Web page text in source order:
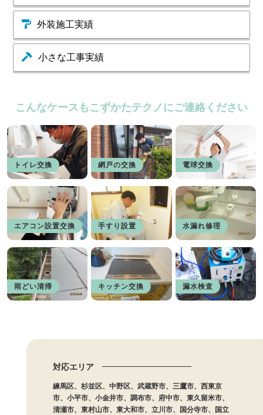
外装施工実績
小さな工事実績
こんなケースもこずかたテクノにご連絡ください
トイレ交換 網戸の交換 電球交換
エアコン設置交換 手すり設置 水漏れ修理
雨どい清掃 キッチン交換 漏水検査
対応エリア
練馬区、杉並区、中野区、武蔵野市、三鷹市、西東京
市、小平市、小金井市、調布市、府中市、東久留米市、
清瀬市、東村山市、東大和市、立川市、国分寺市、国立